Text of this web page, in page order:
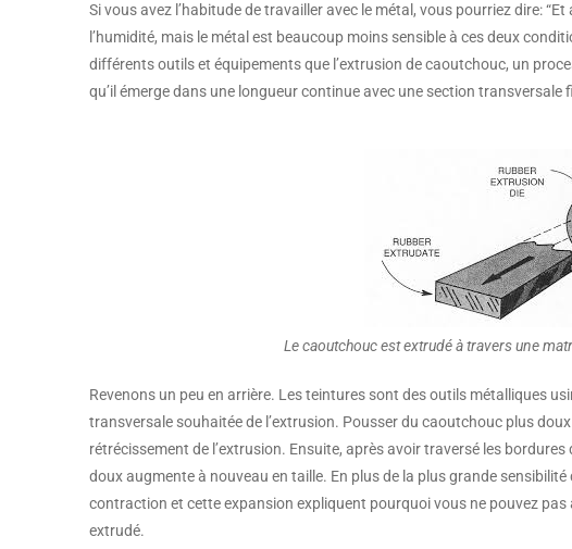
Si vous avez l’habitude de travailler avec le métal, vous pourriez dire:
l’humidité, mais le métal est beaucoup moins sensible à ces deux
différents outils et équipements que l’extrusion de caoutchouc, un
qu’il émerge dans une longueur continue avec une section transversale
Le caoutchouc est extrudé à travers une
Revenons un peu en arrière. Les teintures sont des outils métalliques
transversale souhaitée de l’extrusion. Pousser du caoutchouc plus
rétrécissement de l’extrusion. Ensuite, après avoir traversé les
doux augmente à nouveau en taille. En plus de la plus grande
contraction et cette expansion expliquent pourquoi vous ne pouvez
extrudé.